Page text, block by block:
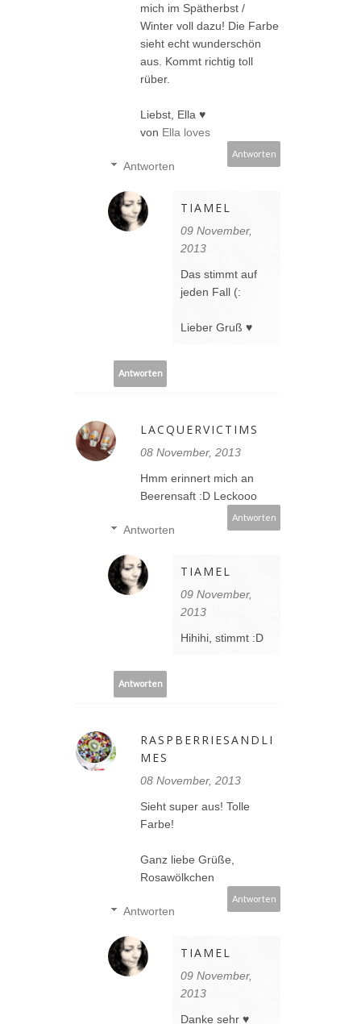
mich im Spätherbst /
Winter voll dazu! Die Farbe
sieht echt wunderschön
aus. Kommt richtig toll
rüber.
Liebst, Ella ♥
von Ella loves
Antworten
Antworten
TIAMEL
09 November,
2013
Das stimmt auf
jeden Fall (:
Lieber Gruß ♥
Antworten
LACQUERVICTIMS
08 November, 2013
Hmm erinnert mich an
Beerensaft :D Leckooo
Antworten
Antworten
TIAMEL
09 November,
2013
Hihihi, stimmt :D
Antworten
RASPBERRIESANDLI
MES
08 November, 2013
Sieht super aus! Tolle
Farbe!
Ganz liebe Grüße,
Rosawölkchen
Antworten
Antworten
TIAMEL
09 November,
2013
Danke sehr ♥